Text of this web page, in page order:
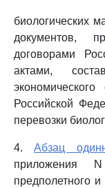
биологических
документов,
договорами
актами,
Российской
перевозки
4.Абзац
приложения
предполетного